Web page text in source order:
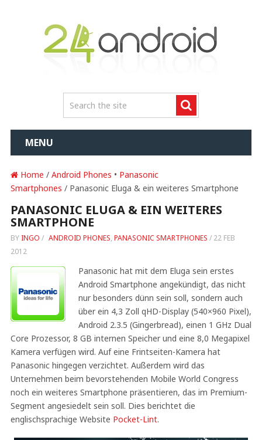
MENU
Home / Android Phones • Panasonic
Smartphones / Panasonic Eluga & ein weiteres Smartphone
PANASONIC ELUGA & EIN WEITERES
SMARTPHONE
BY INGO / ANDROID PHONES, PANASONIC SMARTPHONES / 22 FEB
2012
Panasonic hat mit dem Eluga sein erstes
Android Smartphone angekündigt, das nicht
nur besonders dünn sein soll, sondern auch
über ein 4,3 Zoll qHD-Display (540×960 Pixel),
Android 2.3.5 (Gingerbread), einen 1 GHz Dual
Core Prozessor, 8 GB internen Speicher und eine 8,0 Megapixel
Kamera verfügen wird. Auf eine Frintseiten-Kamera hat
Panasonic hingegen verzichtet. Außerdem wird das
Unternehmen beim bevorstehenden Mobile World Congress
noch ein weiteres Smartphone präsentieren, das im Premium-
Segment angesiedelt sein soll. Dies berichtet die
englischsprachige Website Pocket-Lint.